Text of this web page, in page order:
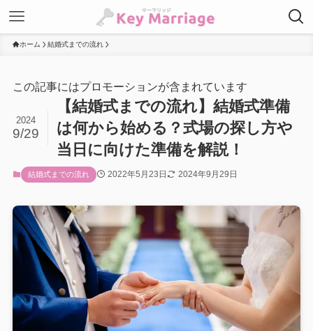
ホーム 結婚式までの流れ
この記事にはプロモーションが含まれています
【結婚式までの流れ】結婚式準備
は何から始める？式場の探し方や
当日に向けた準備を解説！
2024
9/29
結婚式までの流れ 2022年5月23日 2024年9月29日